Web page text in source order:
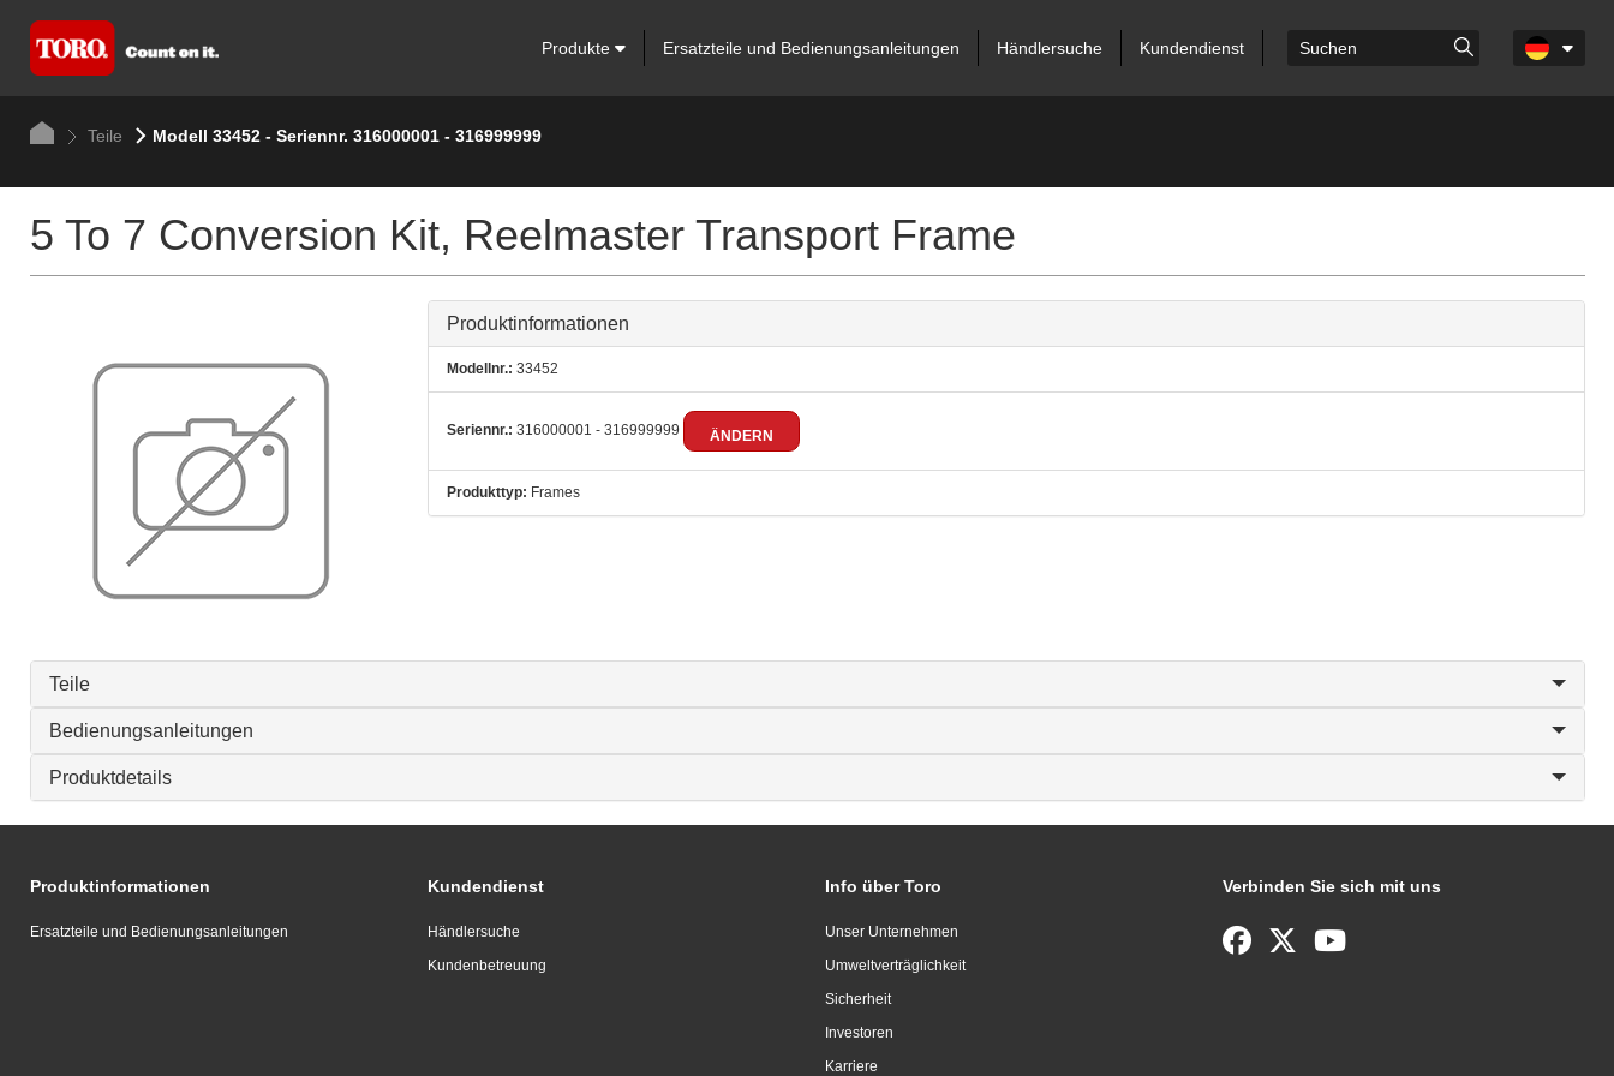
Produkte Ersatzteile und Bedienungsanleitungen Händlersuche Kundendienst
Teile Modell 33452 - Seriennr. 316000001 - 316999999
5 To 7 Conversion Kit, Reelmaster Transport Frame
Produktinformationen
Modellnr.: 33452
Seriennr.: 316000001 - 316999999 ÄNDERN
Produkttyp: Frames
Teile
Bedienungsanleitungen
Produktdetails
Produktinformationen
Ersatzteile und Bedienungsanleitungen
Kundendienst
Händlersuche
Kundenbetreuung
Info über Toro
Unser Unternehmen
Umweltverträglichkeit
Sicherheit
Investoren
Karriere
Verbinden Sie sich mit uns